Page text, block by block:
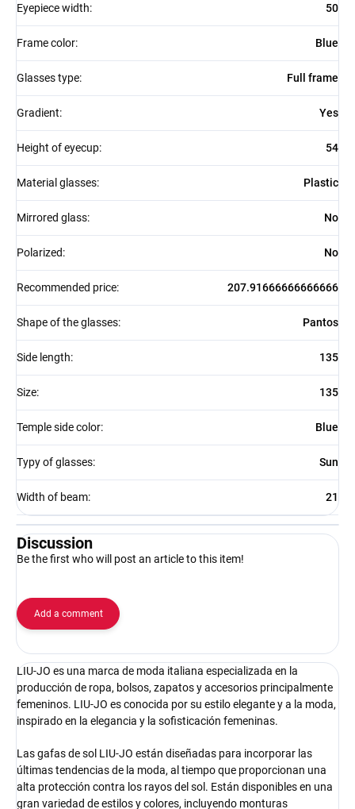
Eyepiece width: 50
Frame color: Blue
Glasses type: Full frame
Gradient: Yes
Height of eyecup: 54
Material glasses: Plastic
Mirrored glass: No
Polarized: No
Recommended price: 207.91666666666666
Shape of the glasses: Pantos
Side length: 135
Size: 135
Temple side color: Blue
Typy of glasses: Sun
Width of beam: 21
Discussion
Be the first who will post an article to this item!
Add a comment
LIU-JO es una marca de moda italiana especializada en la
producción de ropa, bolsos, zapatos y accesorios principalmente
femeninos. LIU-JO es conocida por su estilo elegante y a la moda,
inspirado en la elegancia y la sofisticación femeninas.
Las gafas de sol LIU-JO están diseñadas para incorporar las
últimas tendencias de la moda, al tiempo que proporcionan una
alta protección contra los rayos del sol. Están disponibles en una
gran variedad de estilos y colores, incluyendo monturas